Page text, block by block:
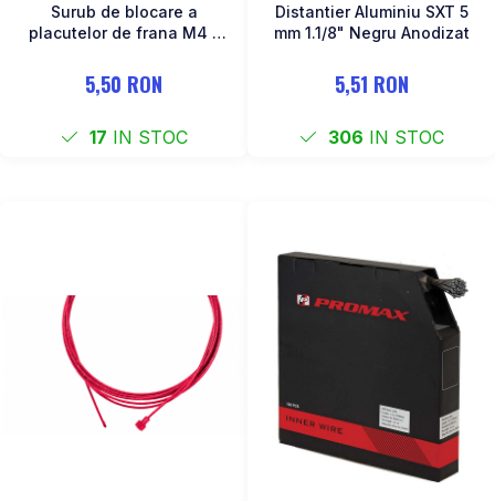
Surub de blocare a
placutelor de frana M4 x
RED/FORCE/RIVAL
5,50 RON
17 IN STOC
Distantier Aluminiu SXT 5
mm 1.1/8" Negru Anodizat
5,51 RON
306 IN STOC